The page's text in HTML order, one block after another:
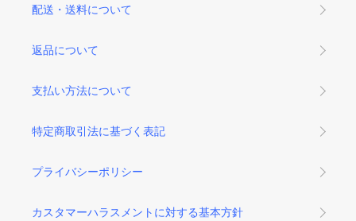
配送・送料について
返品について
支払い方法について
特定商取引法に基づく表記
プライバシーポリシー
カスタマーハラスメントに対する基本方針